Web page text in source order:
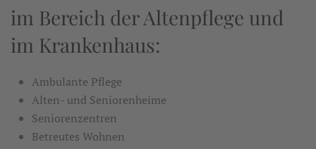
im Bereich der Altenpflege und
im Krankenhaus:
Ambulante Pflege
Alten- und Seniorenheime
Seniorenzentren
Betreutes Wohnen